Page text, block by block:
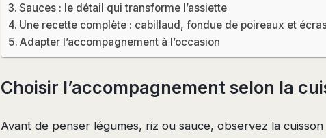
Sauces : le détail qui transforme l’assiette
Une recette complète : cabillaud, fondue de poireaux et
Adapter l’accompagnement à l’occasion
Choisir l’accompagnement selon la
Avant de penser légumes, riz ou sauce, observez la